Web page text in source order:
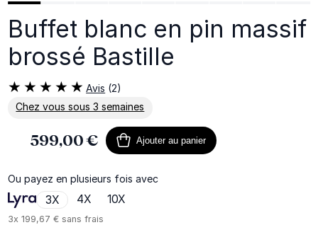
Buffet blanc en pin massif
brossé Bastille
Avis (2)
Chez vous sous 3 semaines
En savoir plus sur la livraison
599,00 € Ajouter au panier
Ou payez en plusieurs fois avec
3X 4X 10X
3x199,67 € sans frais